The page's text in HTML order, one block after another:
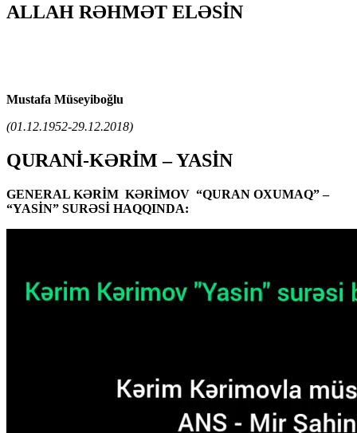
ALLAH RƏHMƏT ELƏSİN
Mustafa Müseyiboğlu
(01.12.1952-29.12.2018)
QURANİ-KƏRİM – YASİN
GENERAL KƏRİM KƏRİMOV “QURAN OXUMAQ” –
“YASİN” SURƏSİ HAQQINDA: